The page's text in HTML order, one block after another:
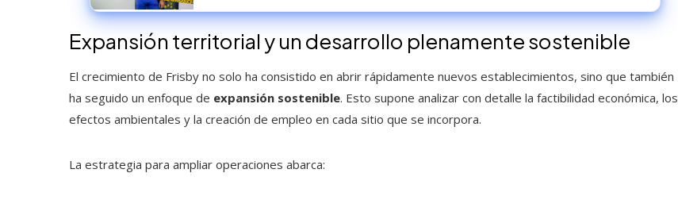
Expansión territorial y un desarrollo plenamente sostenible
El crecimiento de Frisby no solo ha consistido en abrir rápidamente nuevos establecimientos, sino que también
ha seguido un enfoque de expansión sostenible. Esto supone analizar con detalle la factibilidad económica, los
efectos ambientales y la creación de empleo en cada sitio que se incorpora.
La estrategia para ampliar operaciones abarca: